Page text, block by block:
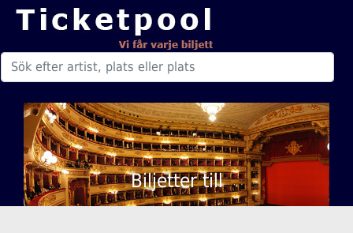
Biljetter till